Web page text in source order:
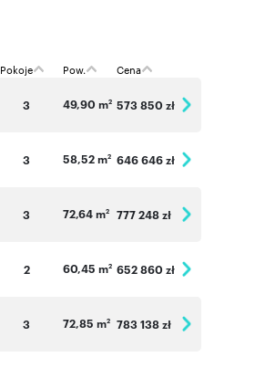
Pokoje Pow. Cena
3 49,90 m2 573 850 zł
3 58,52 m2 646 646 zł
3 72,64 m2 777 248 zł
2 60,45 m2 652 860 zł
3 72,85 m2 783 138 zł